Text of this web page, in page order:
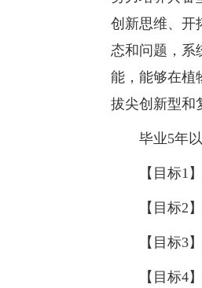
创新思维、开
态和问题，系
能，能够在植
拔尖创新型和
毕业5年
【目标1
【目标2
【目标3
【目标4